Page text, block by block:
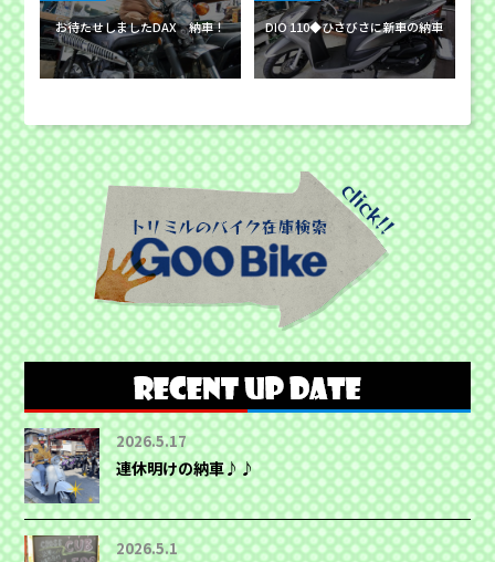
お待たせしましたDAX 納車！ DIO 110◆ひさびさに新車の納車
2026.5.17
連休明けの納車♪♪
2026.5.1